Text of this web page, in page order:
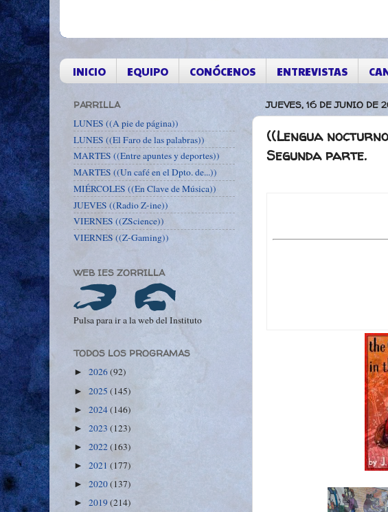
INICIO EQUIPO CONÓCENOS ENTREVISTAS
JUEVES, 16 DE JUNIO DE
((Lengua
Segunda parte.
PARRILLA
LUNES ((A pie de página))
LUNES ((El Faro de las palabras))
MARTES ((Entre apuntes y deportes))
MARTES ((Un café en el Dpto. de...))
MIÉRCOLES ((En Clave de Música))
JUEVES ((Radio Z-ine))
VIERNES ((ZScience))
VIERNES ((Z-Gaming))
WEB IES ZORRILLA
Pulsa para ir a la web del Instituto
TODOS LOS PROGRAMAS
► 2026(92)
► 2025 (145)
► 2024(146)
► 2023 (123)
► 2022(163)
► 2021 (177)
► 2020(137)
► 2019(214)